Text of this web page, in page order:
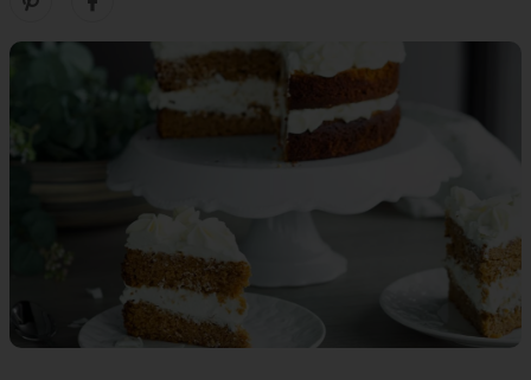
Zobacz nasze piny w serwisie Pinterest
Śledź nas na Facebooku